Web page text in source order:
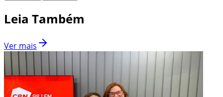
Leia Também
Ver mais